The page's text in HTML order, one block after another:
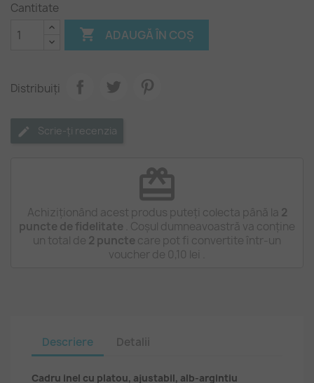
Cantitate
 ADAUGĂ ÎN COȘ
Distribuiți
Scrie-ți recenzia
redeem
Achiziționând acest produs puteți colecta până la 2
puncte de fidelitate . Coșul dumneavoastră va conține
un total de 2 puncte care pot fi convertite într-un
voucher de 0,10 lei
Descriere Detalii
Cadru inel cu platou, ajustabil, alb-argintiu